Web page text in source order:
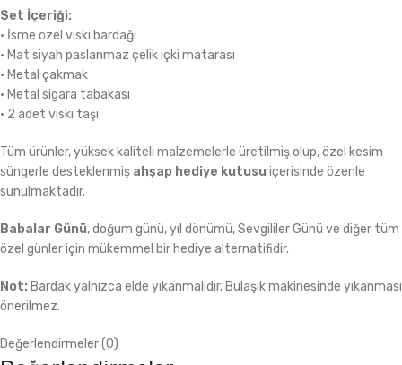
Set İçeriği:
• İsme özel viski bardağı
• Mat siyah paslanmaz çelik içki matarası
• Metal çakmak
• Metal sigara tabakası
• 2 adet viski taşı
Tüm ürünler, yüksek kaliteli malzemelerle üretilmiş olup, özel kesim
süngerle desteklenmiş ahşap hediye kutusu içerisinde özenle
sunulmaktadır.
Babalar Günü, doğum günü, yıl dönümü, Sevgililer Günü ve diğer tüm
özel günler için mükemmel bir hediye alternatifidir.
Not: Bardak yalnızca elde yıkanmalıdır. Bulaşık makinesinde yıkanması
önerilmez.
Değerlendirmeler (0)